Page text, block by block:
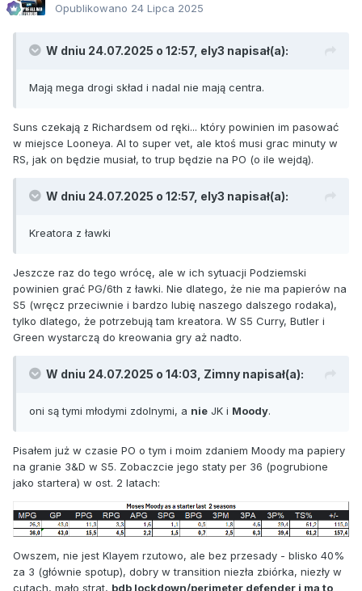
Opublikowano 24 Lipca 2025
W dniu 24.07.2025 o 12:57, ely3 napisał(a):
Mają mega drogi skład i nadal nie mają centra.
Suns czekają z Richardsem od ręki... który powinien im pasować
w miejsce Looneya. Al to super vet, ale ktoś musi grac minuty w
RS, jak on będzie musiał, to trup będzie na PO (o ile wejdą).
W dniu 24.07.2025 o 12:57, ely3 napisał(a):
Kreatora z ławki
Jeszcze raz do tego wrócę, ale w ich sytuacji Podziemski
powinien grać PG/6th z ławki. Nie dlatego, że nie ma papierów na
S5 (wręcz przeciwnie i bardzo lubię naszego dalszego rodaka),
tylko dlatego, że potrzebują tam kreatora. W S5 Curry, Butler i
Green wystarczą do kreowania gry aż nadto.
W dniu 24.07.2025 o 14:03, Zimny napisał(a):
oni są tymi młodymi zdolnymi, a nie JK i Moody.
Pisałem już w czasie PO o tym i moim zdaniem Moody ma papiery
na granie 3&D w S5. Zobaczcie jego staty per 36 (pogrubione
jako startera) w ost. 2 latach:
Owszem, nie jest Klayem rzutowo, ale bez przesady - blisko 40%
za 3 (głównie spotup), dobry w transition niezła zbiórka, niezły w
cutach, mało strat, bdb lockdown/perimeter defender i ma to